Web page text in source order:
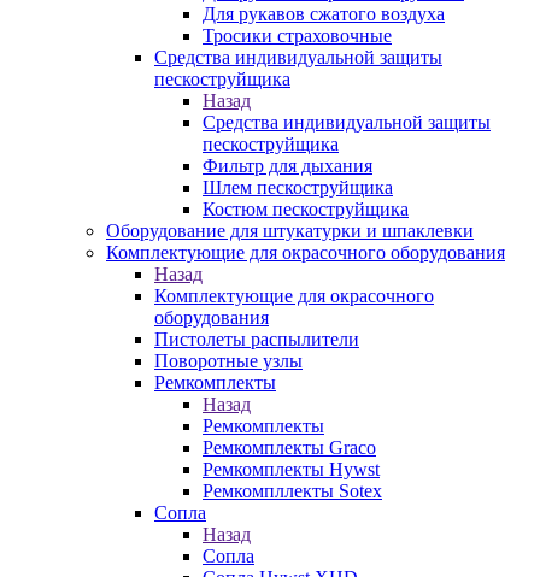
Для рукавов сжатого воздуха
Тросики страховочные
Средства индивидуальной защиты
пескоструйщика
Назад
Средства индивидуальной защиты
пескоструйщика
Фильтр для дыхания
Шлем пескоструйщика
Костюм пескоструйщика
Оборудование для штукатурки и шпаклевки
Комплектующие для окрасочного оборудования
Назад
Комплектующие для окрасочного
оборудования
Пистолеты распылители
Поворотные узлы
Ремкомплекты
Назад
Ремкомплекты
Ремкомплекты Graco
Ремкомплекты Hywst
Ремкомпллекты Sotex
Сопла
Назад
Сопла